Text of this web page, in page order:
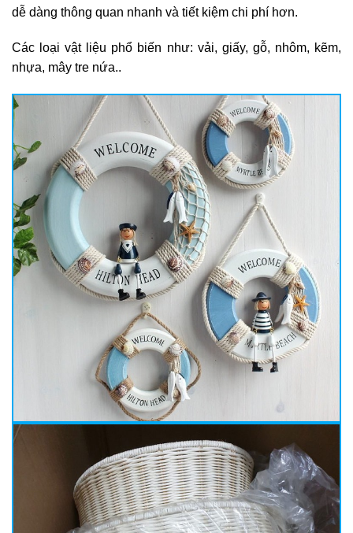
dễ dàng thông quan nhanh và tiết kiệm chi phí hơn.
Các loại vật liệu phổ biến như: vải, giấy, gỗ, nhôm, kẽm,
nhựa, mây tre nứa..